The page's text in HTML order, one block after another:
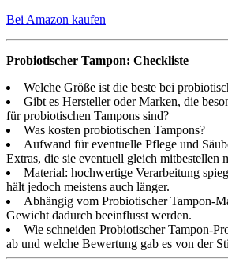
Bei Amazon kaufen
Probiotischer Tampon: Checkliste
Welche Größe ist die beste bei
Gibt es Hersteller oder Marken, die
für probiotischen Tampons sind?
Was kosten probiotischen Tampons?
Aufwand für eventuelle Pflege und
Extras, die sie eventuell gleich mitbestellen
Material: hochwertige Verarbeitung
hält jedoch meistens auch länger.
Abhängig vom Probiotischer Tampon-
Gewicht dadurch beeinflusst werden.
Wie schneiden Probiotischer Tampon-
ab und welche Bewertung gab es von der